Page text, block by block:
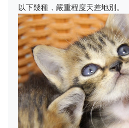
以下幾種，嚴重程度天差地別。